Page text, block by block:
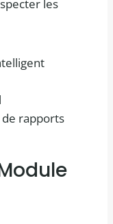
les
rapports